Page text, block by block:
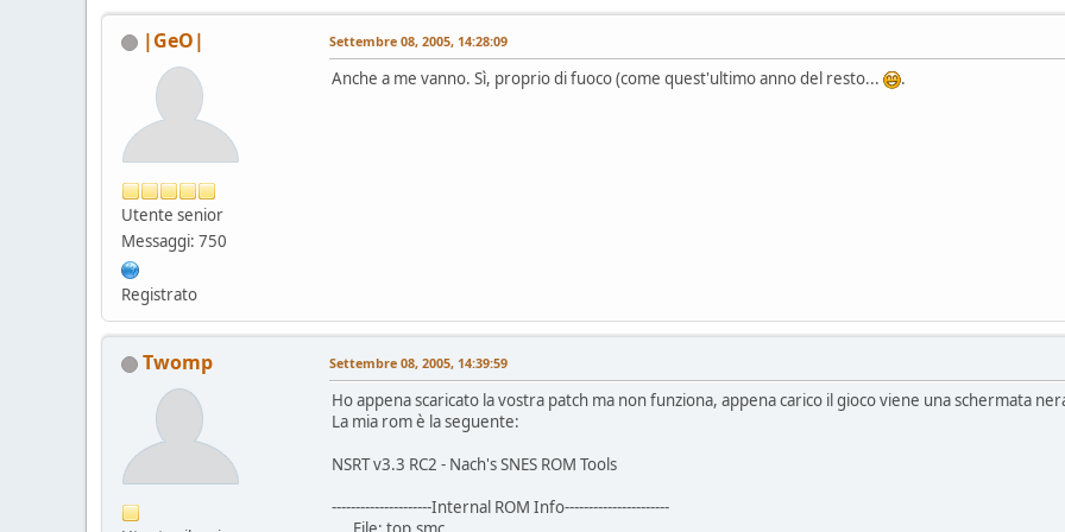
|GeO|
Utente senior
Messaggi: 750
Registrato
Settembre 08, 2005, 14:28:09
Anche a me vanno. Sì, proprio di fuoco (come quest'ultimo anno del resto... .
Twomp Settembre 08, 2005, 14:39:59
Ho appena scaricato la vostra patch ma non funziona, appena carico il gioco viene una schermata
La mia rom è la seguente:
NSRT v3.3 RC2 - Nach's SNES ROM Tools
---------------------Internal ROM Info----------------------